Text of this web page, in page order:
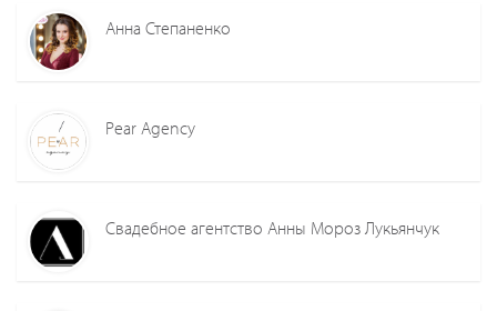
Анна Степаненко
Pear Agency
Свадебное агентство Анны Мороз Лукьянчук